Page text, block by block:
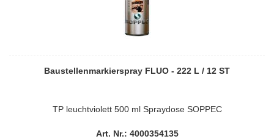
Baustellenmarkierspray FLUO - 222 L / 12 ST
TP leuchtviolett 500 ml Spraydose SOPPEC
Art. Nr.: 4000354135